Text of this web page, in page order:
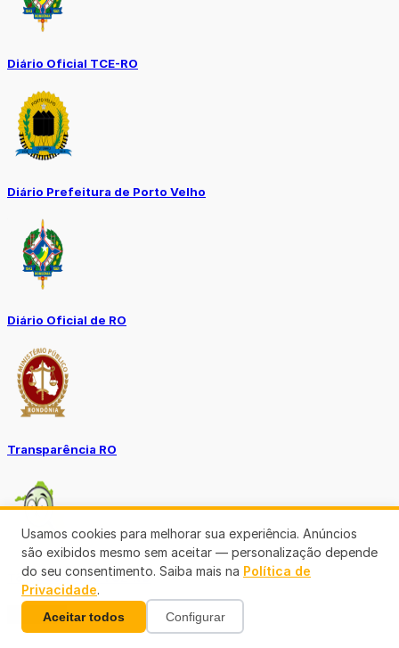
Diário Oficial TCE-RO
Diário Prefeitura de Porto Velho
Diário Oficial de RO
Transparência RO
Tô no Controle TCE-RO
Ver mais
Usamos cookies para melhorar sua experiência. Anúncios
são exibidos mesmo sem aceitar — personalização depende
do seu consentimento. Saiba mais na Política de
Privacidade.
Aceitar todos Configurar